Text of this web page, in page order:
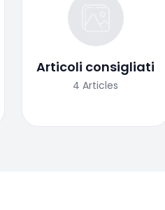
Articoli consigliati
4 Articles